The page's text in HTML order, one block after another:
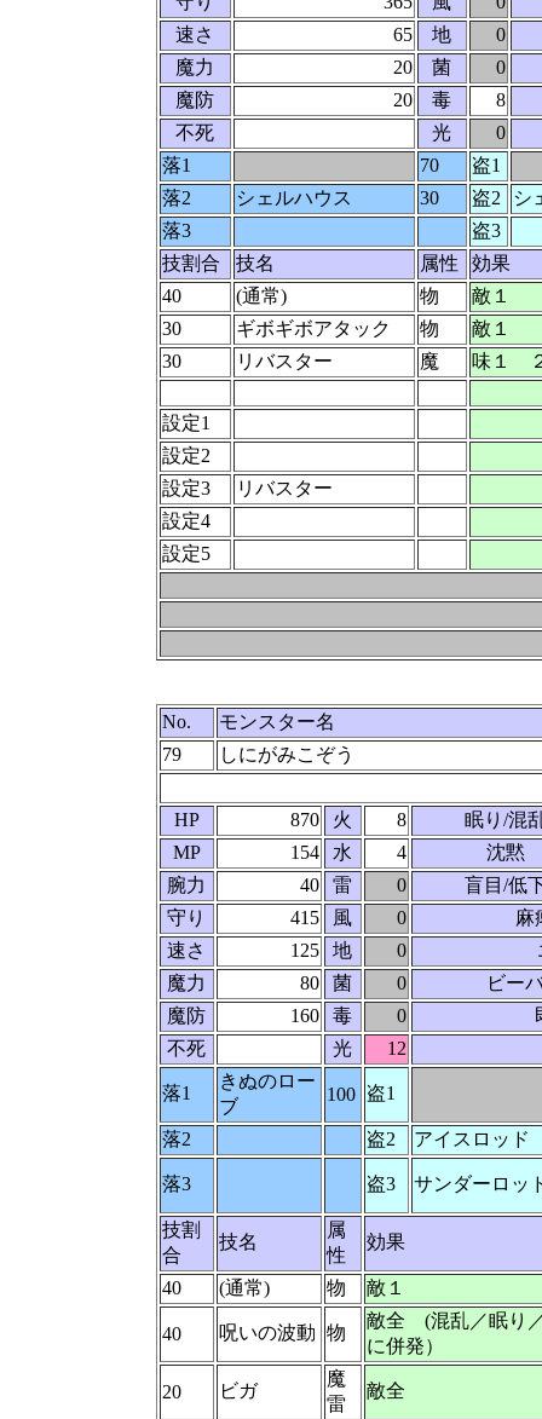
速さ
65 地
0
魔力
20 菌
0
魔防
20 毒
8
不死
光
0
落1
70
盗1
落2
シェルハウス 30 盗2
シ
落3
盗3
技割合
技名 属性
効果
40
(通常) 物
敵１
30
ギボギボアタック 物
敵１
30
リバスター 魔 味１
設定1
設定2
設定3
リバスター
設定4
設定5
No.
モンスター名
79
しにがみこぞう
HP 870 火 8
眠り/混
MP
154 水 4
沈黙
腕力
40 雷 0
盲目/低
守り
415 風 0
麻
速さ
125 地 0
魔力
80 菌 0
ビー
魔防
160 毒 0
不死
光 12
落1
きぬのロー
ブ
100 盗1
落2 盗2 アイスロッド
落3 盗3 サンダーロッ
技割
合
技名
属
性
効果
40 (通常) 物 敵１
40 呪いの波動 物
敵全 (混乱／眠り
に併発）
20 ビガ
魔
雷
敵全